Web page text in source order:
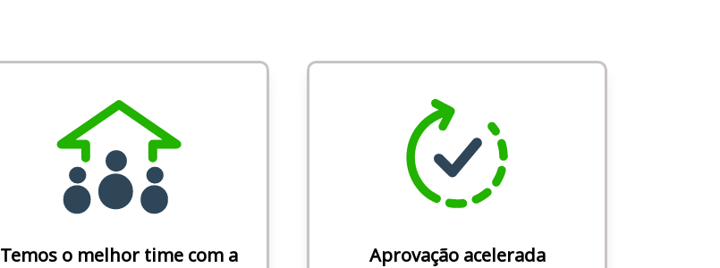
Temos o melhor time com a
Aprovação acelerada